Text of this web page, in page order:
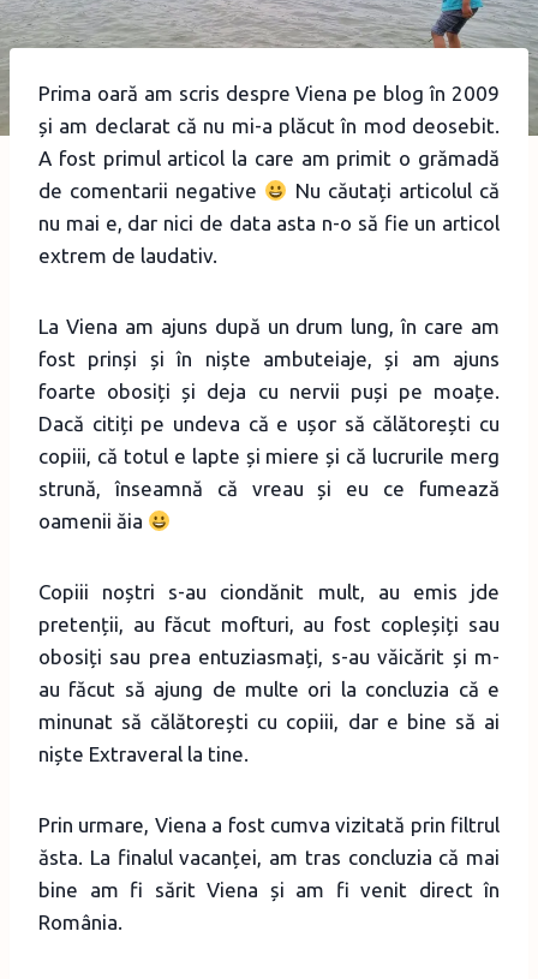
Prima oară am scris despre Viena pe blog în 2009
și am declarat că nu mi-a plăcut în mod deosebit.
A fost primul articol la care am primit o grămadă
de comentarii negative
Nu căutați articolul că
nu mai e, dar nici de data asta n-o să fie un articol
extrem de laudativ.
La Viena am ajuns după un drum lung, în care am
fost prinși și în niște ambuteiaje, și am ajuns
foarte obosiți și deja cu nervii puși pe moațe.
Dacă citiți pe undeva că e ușor să călătorești cu
copiii, că totul e lapte și miere și că lucrurile merg
strună, înseamnă că vreau și eu ce fumează
oamenii ăia
Copiii noștri s-au ciondănit mult, au emis jde
pretenții, au făcut mofturi, au fost copleșiți sau
obosiți sau prea entuziasmați, s-au văicărit și m-
au făcut să ajung de multe ori la concluzia că e
minunat să călătorești cu copiii, dar e bine să ai
niște Extraveral la tine.
Prin urmare, Viena a fost cumva vizitată prin filtrul
ăsta. La finalul vacanței, am tras concluzia că mai
bine am fi sărit Viena și am fi venit direct în
România.